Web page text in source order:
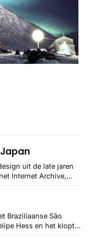
uit de late jaren
Internet Archive,
ze alle scans een
manier vind ik ze er
Braziliaanse São
Hess en het klopt